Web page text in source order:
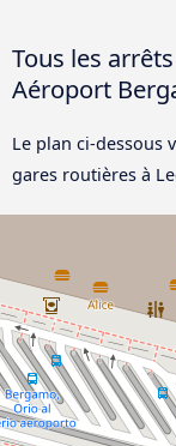
Tous les
Aéroport
Le plan ci-dessous
gares routières à